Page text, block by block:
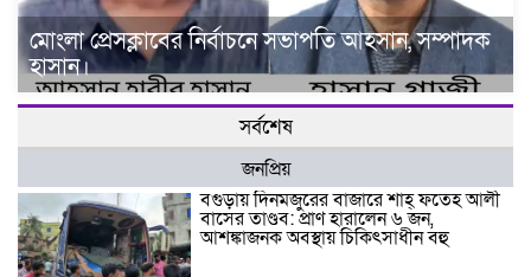
মোংলা প্রেসক্লাবের নির্বাচনে সভাপতি আহসান, সম্পাদক
হাসান।
সর্বশেষ
জনপ্রিয়
বগুড়ায় দিনমজুরের বাজারে শাহ্ ফতেহ আলী
বাসের তাণ্ডব: প্রাণ হারালেন ৬ জন,
আশঙ্কাজনক অবস্থায় চিকিৎসাধীন বহু